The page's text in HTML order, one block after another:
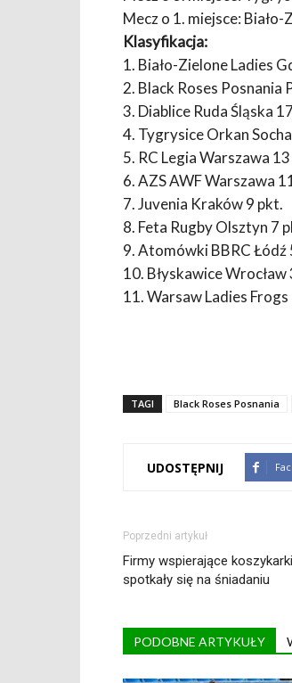
Mecz o 1. miejsce:
Klasyfikacja:
1. Biało-Zielone Ladies
2. Black Roses Posnania
3. Diablice Ruda Śląska
4. Tygrysice Orkan
5. RC Legia Warszawa
6. AZS AWF Warszawa
7. Juvenia Kraków 9 pkt.
8. Feta Rugby Olsztyn 7
9. Atomówki BBRC Łódź
10. Błyskawice Wrocław
11.Warsaw Ladies Frogs
TAGI Black Roses Posnania
UDOSTĘPNIJ
Poprzedni artykuł
Firmy wspierające
spotkały się na śniadaniu
PODOBNE ARTYKUŁY